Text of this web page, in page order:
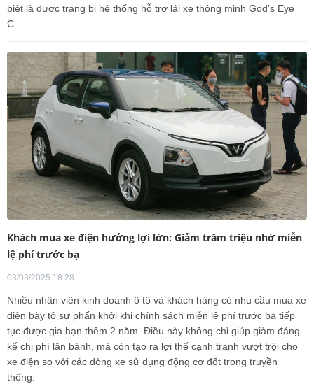
biệt là được trang bị hệ thống hỗ trợ lái xe thông minh God's Eye
C.
Khách mua xe điện hưởng lợi lớn: Giảm trăm triệu nhờ miễn
lệ phí trước bạ
03/03/2025 18:28
Nhiều nhân viên kinh doanh ô tô và khách hàng có nhu cầu mua xe
điện bày tỏ sự phấn khởi khi chính sách miễn lệ phí trước bạ tiếp
tục được gia hạn thêm 2 năm. Điều này không chỉ giúp giảm đáng
kể chi phí lăn bánh, mà còn tạo ra lợi thế cạnh tranh vượt trội cho
xe điện so với các dòng xe sử dụng động cơ đốt trong truyền
thống.